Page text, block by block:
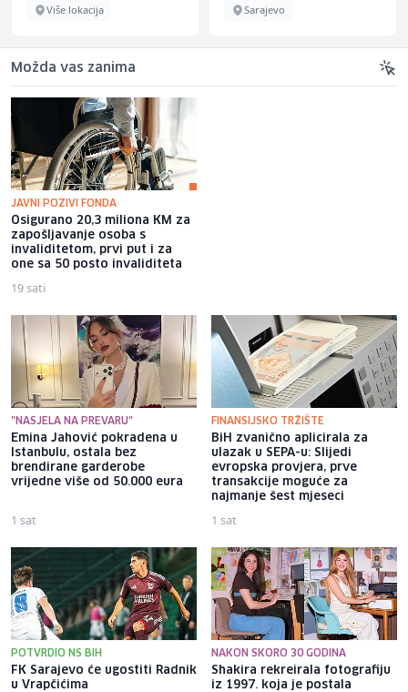
Više lokacija Sarajevo
Možda vas zanima
JAVNI POZIVI FONDA
Osigurano 20,3 miliona KM za
zapošljavanje osoba s
invaliditetom, prvi put i za
one sa 50 posto invaliditeta
19 sati
"NASJELA NA PREVARU"
Emina Jahović pokradena u
Istanbulu, ostala bez
brendirane garderobe
vrijedne više od 50.000 eura
1 sat
FINANSIJSKO TRŽIŠTE
BiH zvanično aplicirala za
ulazak u SEPA-u: Slijedi
evropska provjera, prve
transakcije moguće za
najmanje šest mjeseci
1 sat
POTVRDIO NS BIH
FK Sarajevo će ugostiti Radnik
u Vrapčićima
NAKON SKORO 30 GODINA
Shakira rekreirala fotografiju
iz 1997. koja je postala